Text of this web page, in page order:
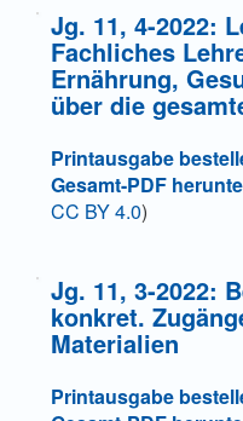
Jg. 11, 4-2022:
Fachliches
Ernährung,
über die
Printausgabe
Gesamt-PDF
CC BY 4.0)
Jg. 11, 3-2022:
konkret.
Materialien
Printausgabe